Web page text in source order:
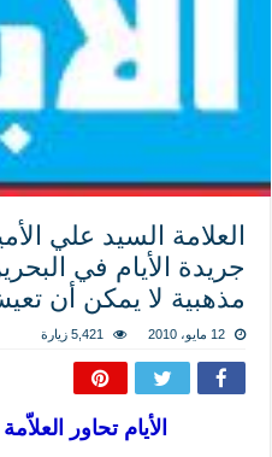
لن تحمينا مذاهبنا ولا طوائفنا ولا
المذاهب ليست قدرًا لا يمكن تجاوزه
ليست المنفعة تأتي من إسلامية النّظام
المتهاون بوطنه متهاون بدينه حتماً
نسج العلاقة مع الآخر تكون من خلال
العلامة السيد علي
جريدة الأيام في
مذهبية لا يمكن أن
12 مايو، 2010 5,421 زيارة
الأيام تحاور